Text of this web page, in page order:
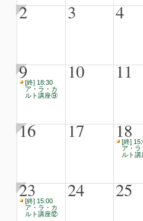
2 3 4
9[終] 18:30
ア・ラ・カ
ルト講座⑨
10 11
16 17 18
[終]
ア・ラ
ルト
23
[終] 15:00
ア・ラ・カ
ルト講座⑫
24 25